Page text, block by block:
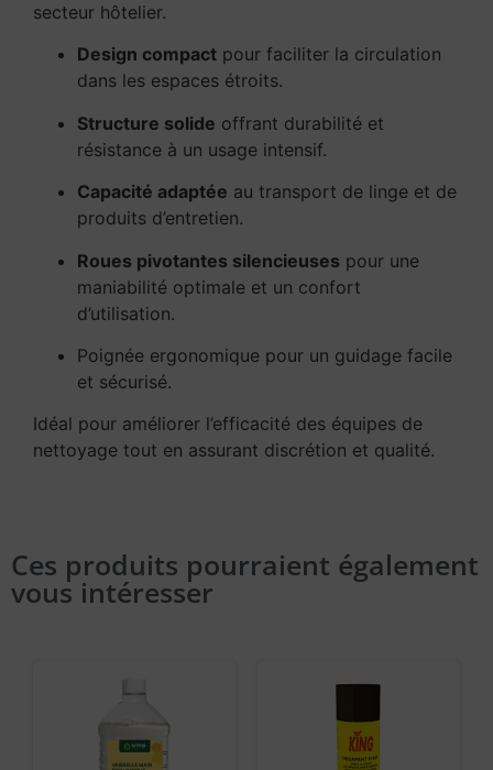
secteur hôtelier.
Design compact pour faciliter la circulation
dans les espaces étroits.
Structure solide offrant durabilité et
résistance à un usage intensif.
Capacité adaptée au transport de linge et de
produits d’entretien.
Roues pivotantes silencieuses pour une
maniabilité optimale et un confort
d’utilisation.
Poignée ergonomique pour un guidage facile
et sécurisé.
Idéal pour améliorer l’efficacité des équipes de
nettoyage tout en assurant discrétion et qualité.
Ces produits pourraient également
vous intéresser